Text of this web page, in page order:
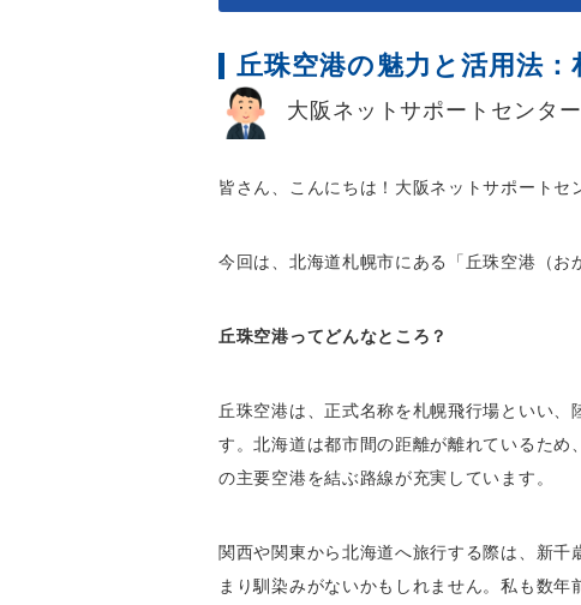
丘珠空港の魅力と活用法
大阪ネットサポートセンタ
皆さん、こんにちは！大阪ネットサポートセ
今回は、北海道札幌市にある「丘珠空港（お
丘珠空港ってどんなところ？
丘珠空港は、正式名称を札幌飛行場といい
す。北海道は都市間の距離が離れているた
の主要空港を結ぶ路線が充実しています。
関西や関東から北海道へ旅行する際は、新
まり馴染みがないかもしれません。私も数